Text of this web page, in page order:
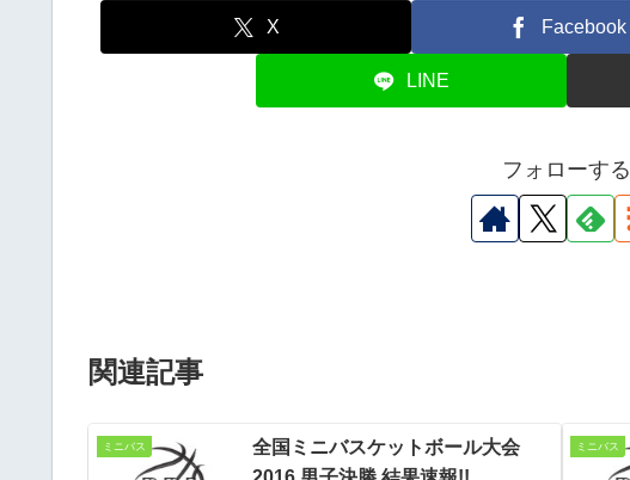
X Facebook
LINE
フォローする
関連記事
ミニバス
全国ミニバスケットボール大会
ミニバス